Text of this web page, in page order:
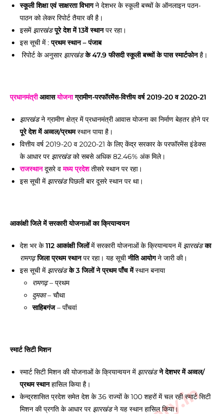
स्कूली शिक्षा एवं साक्षरता विभागने देशभर के स्कूली बच्चों के ऑनलाइन पठन-
पाठन को लेकर रिपोर्ट तैयार की है।
इसमें झारखंडपूरे देश में 13वें स्थानपर रहा।
इस सूची में :प्रथम स्थान – पंजाब
रिपोर्ट के अनुसार झारखंडके 47.9 फीसदी स्कूली बच्चों के पास स्मार्टफोनहै।
प्रधानमंत्रीआवासयोजनाग्रामीण-परफॉरमेंस-वित्तीय वर्ष 2019-20 व 2020-21
झारखंडने ग्रामीण क्षेत्र में प्रधानमंत्री आवास योजना का निर्माण बेहतर होने पर
पूरे देश में अव्वल/प्रथमस्थान पाया है।
वित्तीय वर्ष 2019-20 व 2020-21 के लिए केंद्र सरकार के परफॉरमेंस इंडेक्स
के आधार पर झारखंडको सबसे अधिक 82.46% अंक मिले।
राजस्थानदूसरे वमध्य प्रदेशतीसरे स्थान पर रहा।
इस सूची में झारखंडपिछली बार दूसरे स्थान पर था।
आकांक्षी जिले में सरकारी योजनाओं का क्रियान्वयन
देश भर के112 आकांक्षी जिलोंमें सरकारी योजनाओं के क्रियान्वयन में झारखंडका
रामगढ़जिला प्रथम स्थानपर रहा। यह सूचीनीति आयोगने जारी की।
इस सूची में झारखंडके 3 जिलों ने प्रथम पाँच मेंस्थान बनाया
रामगढ़– प्रथम
दुमका– चौथा
साहिबगंज– पाँचवां
स्मार्ट सिटी मिशन
स्मार्ट सिटी मिशन की योजनाओं के क्रियान्वयन में झारखंडने देशभर में अव्वल/
प्रथम स्थानहासिल किया है।
केन्द्रशासित प्रदेश समेत देश के 36 राज्यों के 100 शहरों में चल रही स्मार्ट सिटी
मिशन की प्रगति के आधार पर झारखंडने यह स्थान हासिल किया।